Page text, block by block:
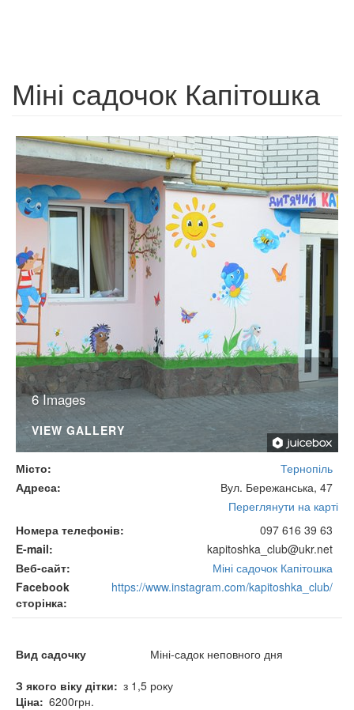
Міні садочок Капітошка
6 Images
VIEW GALLERY
Місто
Тернопіль
Адреса
Вул. Бережанська, 47
Переглянути на карті
Номера телефонів
097 616 39 63
E-mail
kapitoshka_club@ukr.net
Веб-сайт
Міні садочок Капітошка
Facebook
сторінка
https://www.instagram.com/kapitoshka_club/
Вид садочку
Міні-садок неповного дня
З якого віку дітки
з 1,5 року
Ціна 6200грн.